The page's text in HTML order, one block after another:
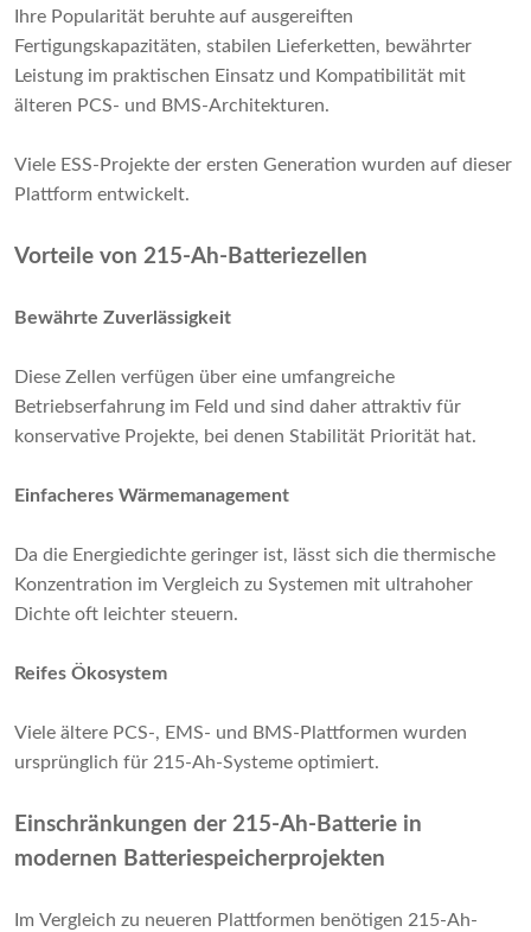
Ihre Popularität beruhte auf ausgereiften
Fertigungskapazitäten, stabilen Lieferketten, bewährter
Leistung im praktischen Einsatz und Kompatibilität mit
älteren PCS- und BMS-Architekturen.
Viele ESS-Projekte der ersten Generation wurden auf dieser
Plattform entwickelt.
Vorteile von 215-Ah-Batteriezellen
Bewährte Zuverlässigkeit
Diese Zellen verfügen über eine umfangreiche
Betriebserfahrung im Feld und sind daher attraktiv für
konservative Projekte, bei denen Stabilität Priorität hat.
Einfacheres Wärmemanagement
Da die Energiedichte geringer ist, lässt sich die thermische
Konzentration im Vergleich zu Systemen mit ultrahoher
Dichte oft leichter steuern.
Reifes Ökosystem
Viele ältere PCS-, EMS- und BMS-Plattformen wurden
ursprünglich für 215-Ah-Systeme optimiert.
Einschränkungen der 215-Ah-Batterie in
modernen Batteriespeicherprojekten
Im Vergleich zu neueren Plattformen benötigen 215-Ah-